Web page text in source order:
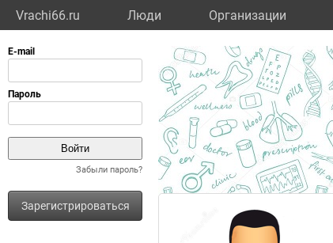
Vrachi66.ru Люди Организации
Забыли пароль?
Зарегистрироваться